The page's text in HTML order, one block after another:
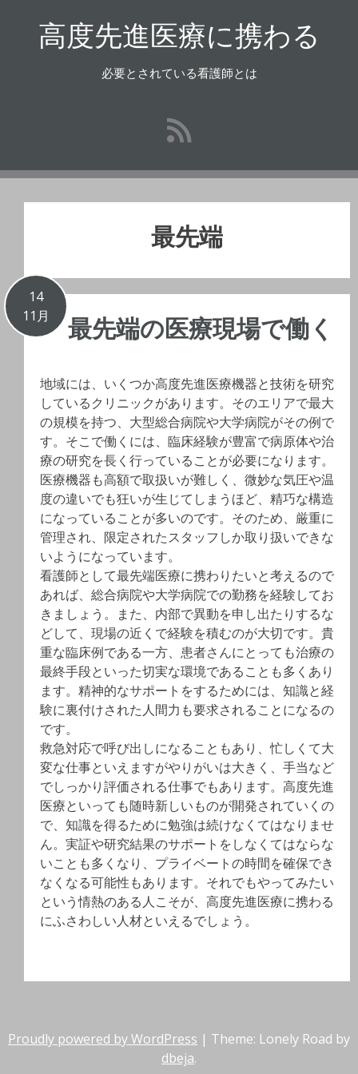
プ
高度先進医療に携わる
必要とされている看護師とは
最先端
14
11月
最先端の医療現場で働く
地域には、いくつか高度先進医療機器と技術を研究
しているクリニックがあります。そのエリアで最大
の規模を持つ、大型総合病院や大学病院がその例で
す。そこで働くには、臨床経験が豊富で病原体や治
療の研究を長く行っていることが必要になります。
医療機器も高額で取扱いが難しく、微妙な気圧や温
度の違いでも狂いが生じてしまうほど、精巧な構造
になっていることが多いのです。そのため、厳重に
管理され、限定されたスタッフしか取り扱いできな
いようになっています。
看護師として最先端医療に携わりたいと考えるので
あれば、総合病院や大学病院での勤務を経験してお
きましょう。また、内部で異動を申し出たりするな
どして、現場の近くで経験を積むのが大切です。貴
重な臨床例である一方、患者さんにとっても治療の
最終手段といった切実な環境であることも多くあり
ます。精神的なサポートをするためには、知識と経
験に裏付けされた人間力も要求されることになるの
です。
救急対応で呼び出しになることもあり、忙しくて大
変な仕事といえますがやりがいは大きく、手当など
でしっかり評価される仕事でもあります。高度先進
医療といっても随時新しいものが開発されていくの
で、知識を得るために勉強は続けなくてはなりませ
ん。実証や研究結果のサポートをしなくてはならな
いことも多くなり、プライベートの時間を確保でき
なくなる可能性もあります。それでもやってみたい
という情熱のある人こそが、高度先進医療に携わる
にふさわしい人材といえるでしょう。
Proudly powered by WordPress | Theme: Lonely Road by
dbeja.